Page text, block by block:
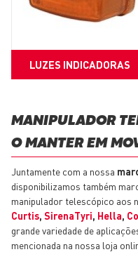
LUZES INDICADORAS
MANIPULADOR
O MANTER EM
Juntamente com a nossa
disponibilizamos também
manipulador telescópico aos
Curtis SirenaTyri Hella
grande variedade de
mencionada na nossa loja